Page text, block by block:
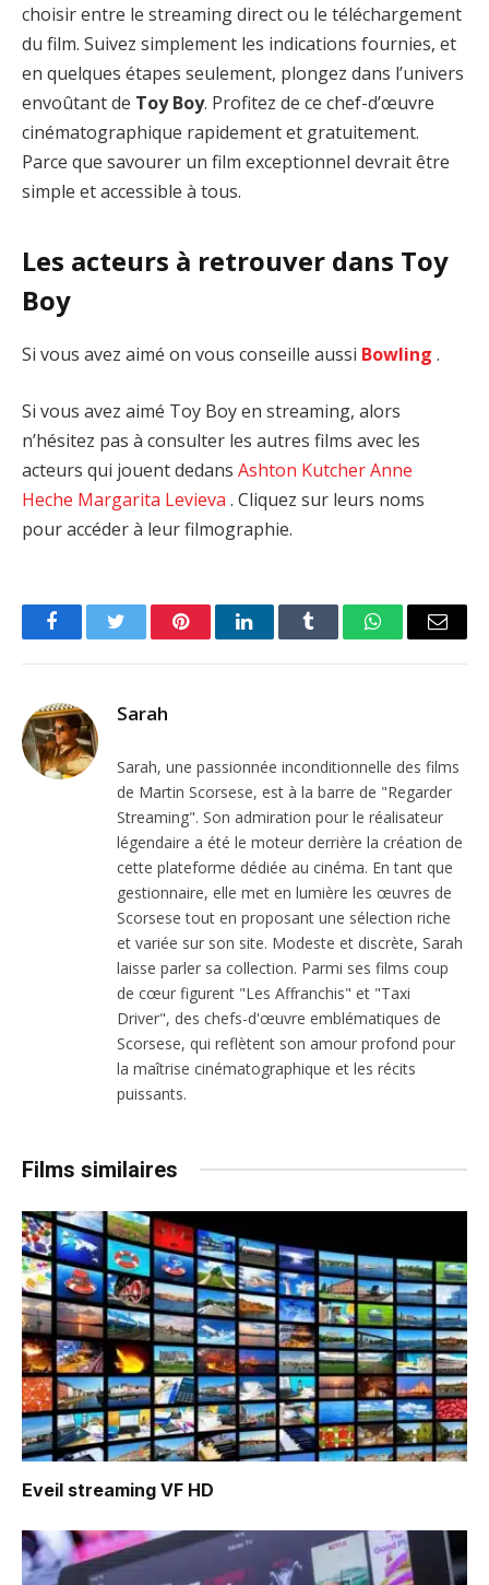
choisir entre le streaming direct ou le téléchargement
du film. Suivez simplement les indications fournies, et
en quelques étapes seulement, plongez dans l’univers
envoûtant de Toy Boy. Profitez de ce chef-d’œuvre
cinématographique rapidement et gratuitement.
Parce que savourer un film exceptionnel devrait être
simple et accessible à tous.
Les acteurs à retrouver dans Toy
Boy
Si vous avez aimé on vous conseille aussi Bowling .
Si vous avez aimé Toy Boy en streaming, alors
n’hésitez pas à consulter les autres films avec les
acteurs qui jouent dedans Ashton KutcherAnne
Heche Margarita Levieva . Cliquez sur leurs noms
pour accéder à leur filmographie.
FacebookTwitter PinterestLinkedInTumblr WhatsAppEmail
Sarah
Sarah, une passionnée inconditionnelle des films
de Martin Scorsese, est à la barre de "Regarder
Streaming". Son admiration pour le réalisateur
légendaire a été le moteur derrière la création de
cette plateforme dédiée au cinéma. En tant que
gestionnaire, elle met en lumière les œuvres de
Scorsese tout en proposant une sélection riche
et variée sur son site. Modeste et discrète, Sarah
laisse parler sa collection. Parmi ses films coup
de cœur figurent "Les Affranchis" et "Taxi
Driver", des chefs-d'œuvre emblématiques de
Scorsese, qui reflètent son amour profond pour
la maîtrise cinématographique et les récits
puissants.
Films similaires
Eveil streaming VF HD